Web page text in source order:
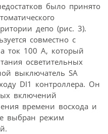
было принято
депо (рис. 3).
совместно с
ток 100 А, который
осветительных
выключатель SA
DI1 контроллера. Он
включений
времени восхода и
выбран режим